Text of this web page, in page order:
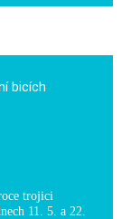
bicích
trojici
11. 5. a 22.